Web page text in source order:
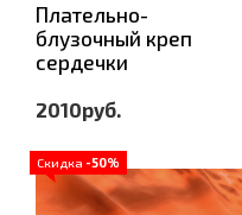
Плательно-
блузочный креп
сердечки
2010руб.
Скидка -50%